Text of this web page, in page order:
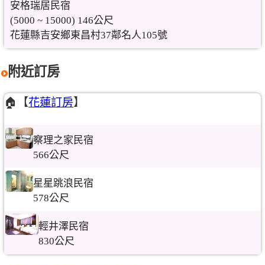
安格瑞居民宿
(5000 ~ 15000) 146公尺
花蓮縣吉安鄉東昌村37鄰名人105號
附近訂房
🏠【花蓮訂房】
察理之家民宿
566公尺
星星跳浪民宿
578公尺
輕井澤民宿
830公尺